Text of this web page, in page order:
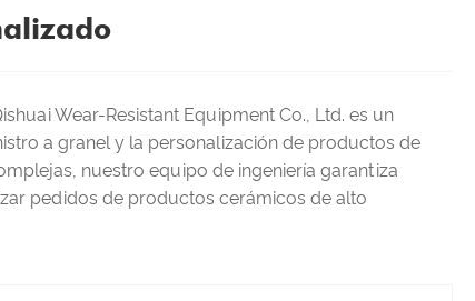
Wear-Resistant Equipment Co., Ltd. es un
a granel y la personalización de productos de
nuestro equipo de ingeniería garantiza
pedidos de productos cerámicos de alto